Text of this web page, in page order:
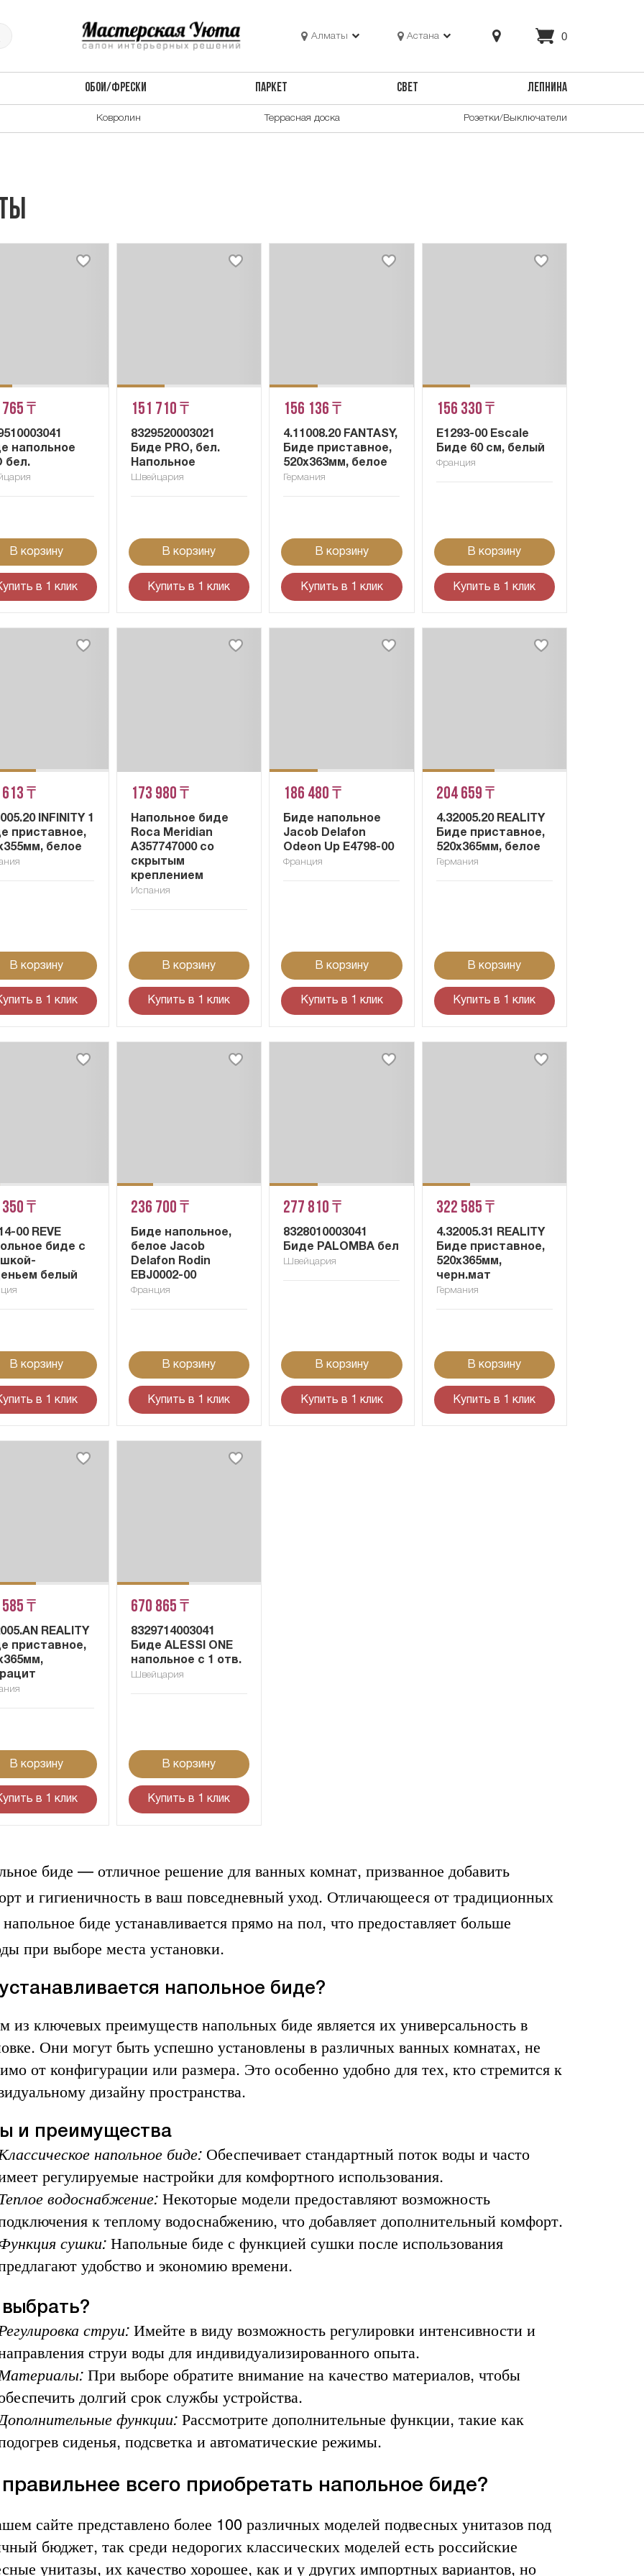
Алматы Астана 0
ОБОИ/ФРЕСКИ ПАРКЕТ СВЕТ ЛЕПНИНА
Ковролин Террасная доска Розетки/Выключатели
765 ₸
напольное
бел.
В корзину
в 1 клик
151 710 ₸
8329520003021
Биде PRO, бел.
Напольное
Швейцария
В корзину
Купить в 1 клик
156 136 ₸
4.11008.20 FANTASY,
Биде приставное,
520x363мм, белое
Германия
В корзину
Купить в 1 клик
156 330 ₸
E1293-00 Escale
Биде 60 см, белый
Франция
В корзину
Купить в 1 клик
613 ₸
INFINITY 1
приставное,
белое
В корзину
в 1 клик
173 980 ₸
Напольное биде
Roca Meridian
A357747000 со
скрытым
креплением
Испания
В корзину
Купить в 1 клик
186 480 ₸
Биде напольное
Jacob Delafon
Odeon Up E4798-00
Франция
В корзину
Купить в 1 клик
204 659 ₸
4.32005.20 REALITY
Биде приставное,
520x365мм, белое
Германия
В корзину
Купить в 1 клик
350 ₸
00 REVE
биде с
белый
В корзину
в 1 клик
236 700 ₸
Биде напольное,
белое Jacob
Delafon Rodin
EBJ0002-00
Франция
В корзину
Купить в 1 клик
277 810 ₸
8328010003041
Биде PALOMBA бел
Швейцария
В корзину
Купить в 1 клик
322 585 ₸
4.32005.31 REALITY
Биде приставное,
520x365мм,
черн.мат
Германия
В корзину
Купить в 1 клик
585 ₸
REALITY
приставное,
В корзину
в 1 клик
670 865 ₸
8329714003041
Биде ALESSI ОNE
напольное с 1 отв.
Швейцария
В корзину
Купить в 1 клик
биде — отличное решение для ванных комнат, призванное добавить
и гигиеничность в ваш повседневный уход. Отличающееся от традиционных
биде устанавливается прямо на пол, что предоставляет больше
при выборе места установки.
устанавливается напольное биде?
из ключевых преимуществ напольных биде является их универсальность в
Они могут быть успешно установлены в различных ванных комнатах, не
от конфигурации или размера. Это особенно удобно для тех, кто стремится к
дизайну пространства.
и преимущества
напольное биде: Обеспечивает стандартный поток воды и часто
регулируемые настройки для комфортного использования.
водоснабжение:Некоторые модели предоставляют возможность
к теплому водоснабжению, что добавляет дополнительный комфорт.
сушки:Напольные биде с функцией сушки после использования
удобство и экономию времени.
выбрать?
струи:Имейте в виду возможность регулировки интенсивности и
струи воды для индивидуализированного опыта.
При выборе обратите внимание на качество материалов, чтобы
долгий срок службы устройства.
функции:Рассмотрите дополнительные функции, такие как
сиденья, подсветка и автоматические режимы.
правильнее всего приобретать напольное биде?
сайте представлено более 100 различных моделей подвесных унитазов под
бюджет, так среди недорогих классических моделей есть российские
унитазы, их качество хорошее, как и у других импортных вариантов, но